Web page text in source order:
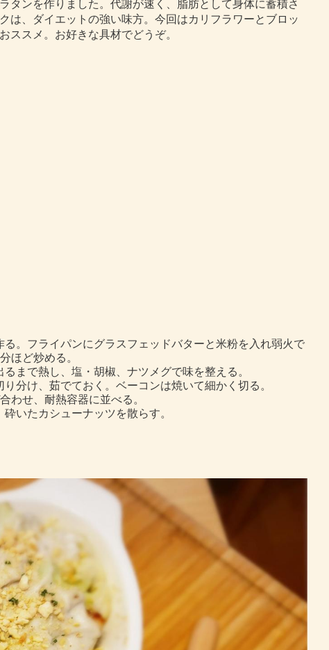
タンを作りました。代謝が速く、脂肪として身体に蓄積さ
は、ダイエットの強い味方。今回はカリフラワーとブロッ
ススメ。お好きな具材でどうぞ。
。フライパンにグラスフェッドバターと米粉を入れ弱火で
ほど炒める。
まで熱し、塩・胡椒、ナツメグで味を整える。
分け、茹でておく。ベーコンは焼いて細かく切る。
わせ、耐熱容器に並べる。
いたカシューナッツを散らす。